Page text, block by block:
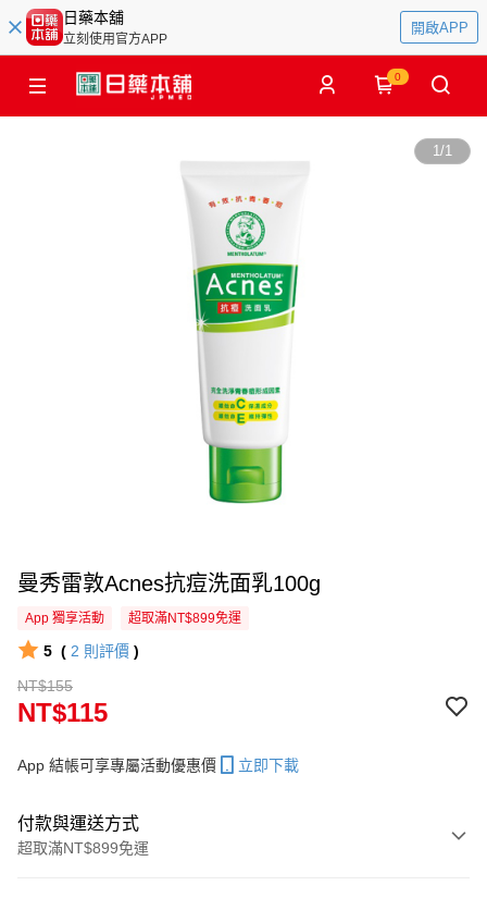
日藥本舖
立刻使用官方APP
開啟APP
0
1/1
曼秀雷敦Acnes抗痘洗面乳100g
App 獨享活動 超取滿NT$899免運
5 ( 2 則評價 )
NT$155
NT$115
App 結帳可享專屬活動優惠價 立即下載
付款與運送方式
超取滿NT$899免運